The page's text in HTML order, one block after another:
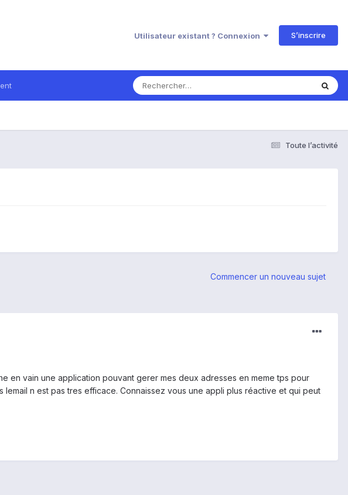
Utilisateur existant ? Connexion S’inscrire
Toute l’activité
Commencer un nouveau sujet
en vain une application pouvant gerer mes deux adresses en meme tps pour
n est pas tres efficace. Connaissez vous une appli plus réactive et qui peut